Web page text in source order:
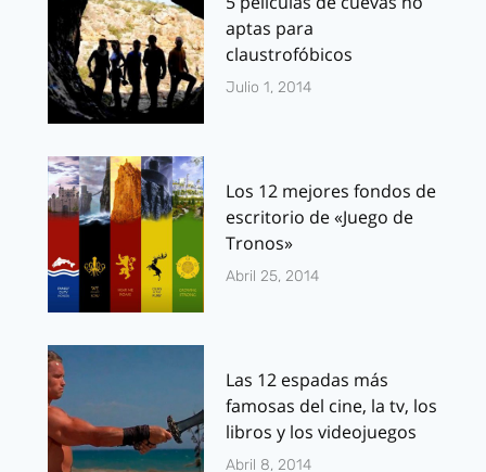
aptas para
claustrofóbicos
Julio 1, 2014
Los 12 mejores fondos de
escritorio de «Juego de
Tronos»
Abril 25, 2014
Las 12 espadas más
famosas del cine, la tv, los
libros y los videojuegos
Abril 8, 2014